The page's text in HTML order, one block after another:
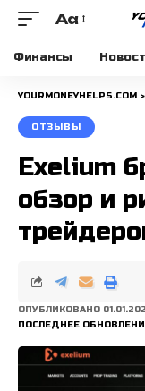
Размера
шрифта
Aa
Финансы
YOURMONEYHELPS.COM >
ОТЗЫВЫ
Exelium
обзор и
ПОСЛЕДНЕЕ
ОПУБЛИКОВАНО